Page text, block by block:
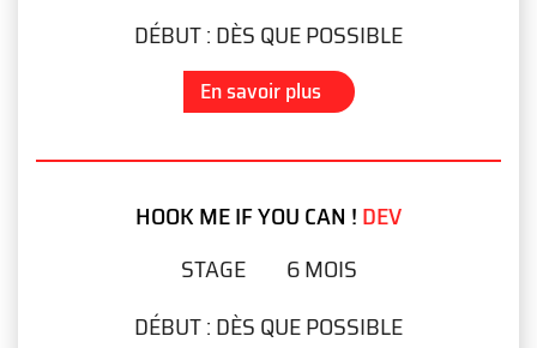
DÉBUT :DÈS QUE POSSIBLE
En savoir plus
HOOK ME IF YOU CAN !DEV
STAGE
6 MOIS
DÉBUT :DÈS QUE POSSIBLE